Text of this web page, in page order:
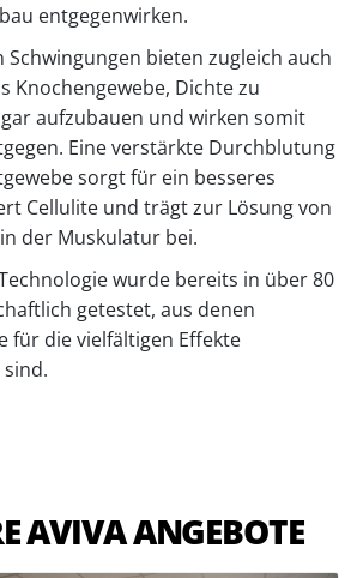
entgegenwirken.
Schwingungen bieten zugleich auch
Knochengewebe, Dichte zu
aufzubauen und wirken somit
Eine verstärkte Durchblutung
sorgt für ein besseres
Cellulite und trägt zur Lösung von
der Muskulatur bei.
wurde bereits in über 80
getestet, aus denen
für die vielfältigen Effekte
AVIVA ANGEBOTE